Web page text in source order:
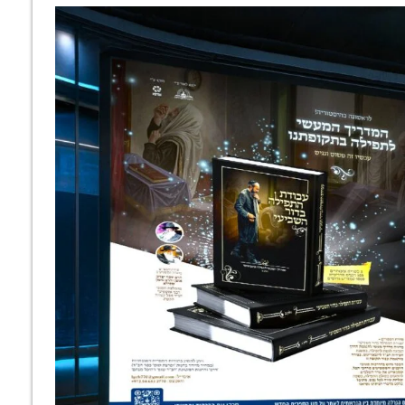
'שיהיה לי פתיחת הלב והמוח': פדיון
הנפש של הרבי • מיוחד
פתיחת דור
העיקר
זה 'עבודה
עצמו'
מִזְּקֵנִים אֶתְבּוֹנָן •
חשיבות ההדרכה
מזקני החסידים
לשדרוג התפילה עם
אלפנביין